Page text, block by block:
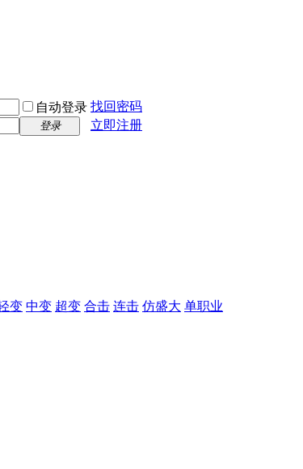
自动登录 找回密码
登录
立即注册
变 中变 超变 合击 连击 仿盛大 单职业